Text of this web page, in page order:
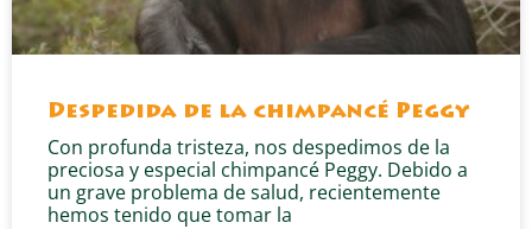
Despedida de la chimpancé Peggy
Con profunda tristeza, nos despedimos de la
preciosa y especial chimpancé Peggy. Debido a
un grave problema de salud, recientemente
hemos tenido que tomar la